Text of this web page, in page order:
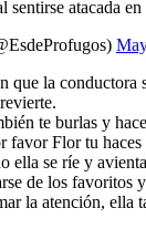
atacada
que la
te burlas y
favor Flor tu
se ríe y
de los favoritos
la atención, ella